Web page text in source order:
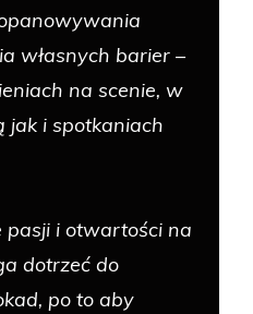
własnych barier –
na scenie, w
jak i spotkaniach
pasji i otwartości na
dotrzeć do
po to aby